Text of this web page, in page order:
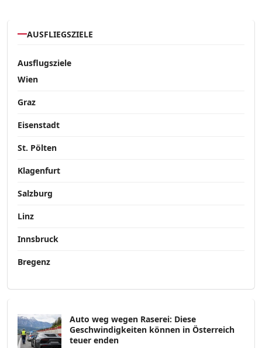
AUSFLIEGSZIELE
Ausflugsziele
Wien
Graz
Eisenstadt
St. Pölten
Klagenfurt
Salzburg
Linz
Innsbruck
Bregenz
Auto weg wegen Raserei: Diese
Geschwindigkeiten können in Österreich
teuer enden